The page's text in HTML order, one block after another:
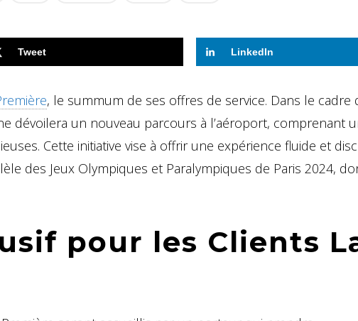
Tweet LinkedIn
, le summum de ses offres de service. Dans le cadre
dévoilera un nouveau parcours à l’aéroport, comprenant
Cette initiative vise à offrir une expérience fluide et
des Jeux Olympiques et Paralympiques de Paris 2024,
pour les Clients